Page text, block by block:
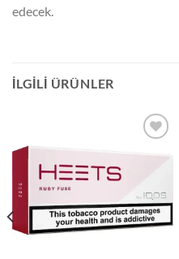
edecek.
İLGILI ÜRÜNLER